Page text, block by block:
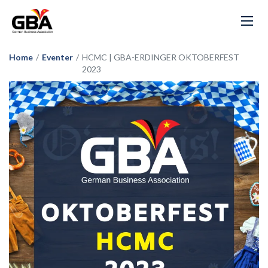
Home / Eventer / HCMC | GBA-ERDINGER OKTOBERFEST
2023